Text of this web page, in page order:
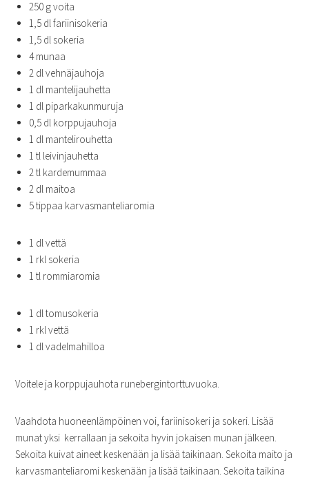
250 g voita
1,5 dl fariinisokeria
1,5 dl sokeria
4 munaa
2 dl vehnäjauhoja
1 dl mantelijauhetta
1 dl piparkakunmuruja
0,5 dl korppujauhoja
1 dl mantelirouhetta
1 tl leivinjauhetta
2 tl kardemummaa
2 dl maitoa
5 tippaa karvasmanteliaromia
1 dl vettä
1 rkl sokeria
1 tl rommiaromia
1 dl tomusokeria
1 rkl vettä
1 dl vadelmahilloa
Voitele ja korppujauhota runebergintorttuvuoka.
Vaahdota huoneenlämpöinen voi, fariinisokeri ja sokeri. Lisää
munat yksi kerrallaan ja sekoita hyvin jokaisen munan jälkeen.
Sekoita kuivat aineet keskenään ja lisää taikinaan. Sekoita maito ja
karvasmanteliaromi keskenään ja lisää taikinaan. Sekoita taikina